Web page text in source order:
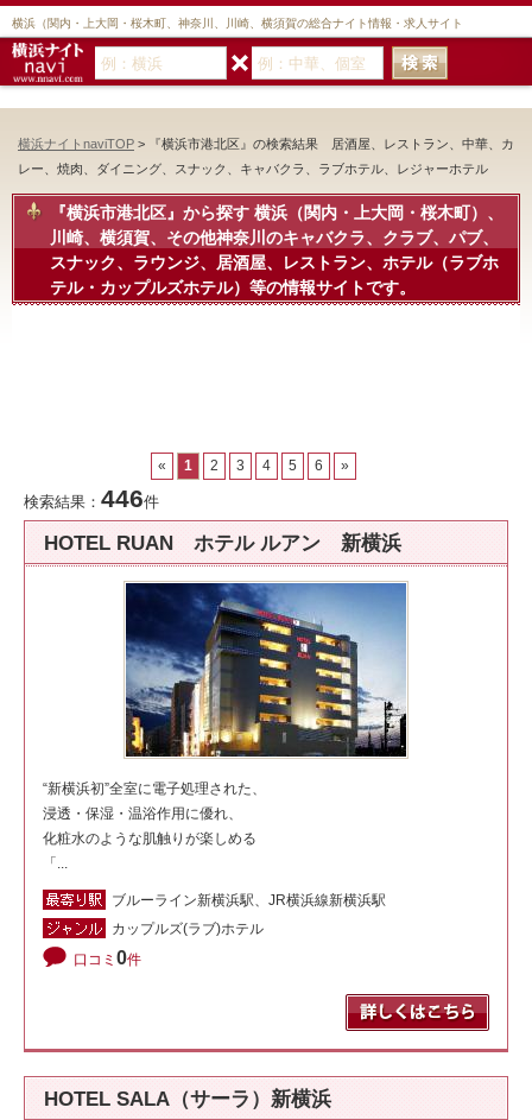
横浜（関内・上大岡・桜木町、神奈川、川崎、横須賀の総合ナイト情報・求人サイト
横浜ナイトnaviTOP > 『横浜市港北区』の検索結果 居酒屋、レストラン、中華、カ
レー、焼肉、ダイニング、スナック、キャバクラ、ラブホテル、レジャーホテル
『横浜市港北区』から探す 横浜（関内・上大岡・桜木町）、
川崎、横須賀、その他神奈川のキャバクラ、クラブ、パブ、
スナック、ラウンジ、居酒屋、レストラン、ホテル（ラブホ
テル・カップルズホテル）等の情報サイトです。
« 1 2 3 4 5 6 »
検索結果： 446件
HOTEL RUAN ホテル ルアン 新横浜
“新横浜初”全室に電子処理された、
浸透・保湿・温浴作用に優れ、
化粧水のような肌触りが楽しめる
「...
ブルーライン新横浜駅、JR横浜線新横浜駅
カップルズ(ラブ)ホテル
口コミ 0件
HOTEL SALA（サーラ）新横浜